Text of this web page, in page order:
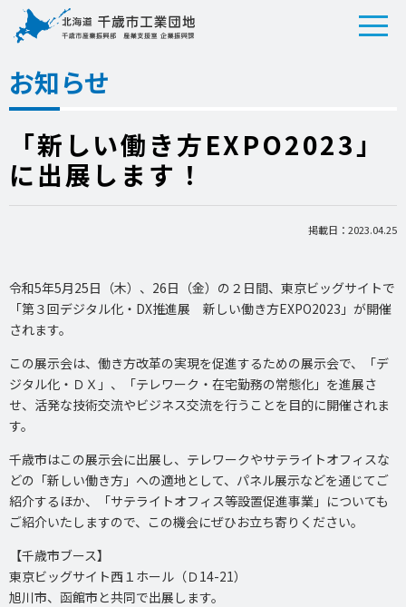
お知らせ
「新しい働き方EXPO2023」
に出展します！
掲載日：2023.04.25
令和5年5月25日（木）、26日（金）の２日間、東京ビッグサイトで
「第３回デジタル化・DX推進展 新しい働き方EXPO2023」が開催
されます。
この展示会は、働き方改革の実現を促進するための展示会で、「デ
ジタル化・ＤＸ」、「テレワーク・在宅勤務の常態化」を進展さ
せ、活発な技術交流やビジネス交流を行うことを目的に開催されま
す。
千歳市はこの展示会に出展し、テレワークやサテライトオフィスな
どの「新しい働き方」への適地として、パネル展示などを通じてご
紹介するほか、「サテライトオフィス等設置促進事業」についても
ご紹介いたしますので、この機会にぜひお立ち寄りください。
【千歳市ブース】
東京ビッグサイト西１ホール（Ｄ14-21）
旭川市、函館市と共同で出展します。